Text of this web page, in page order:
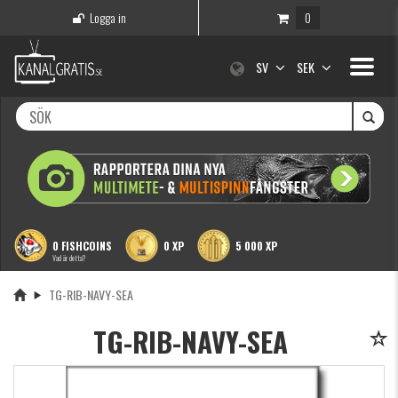
Logga in 0
Toggle
SV SEK
0 FISHCOINS
Vad är detta?
0 XP 5 000 XP
TG-RIB-NAVY-SEA
TG-RIB-NAVY-SEA